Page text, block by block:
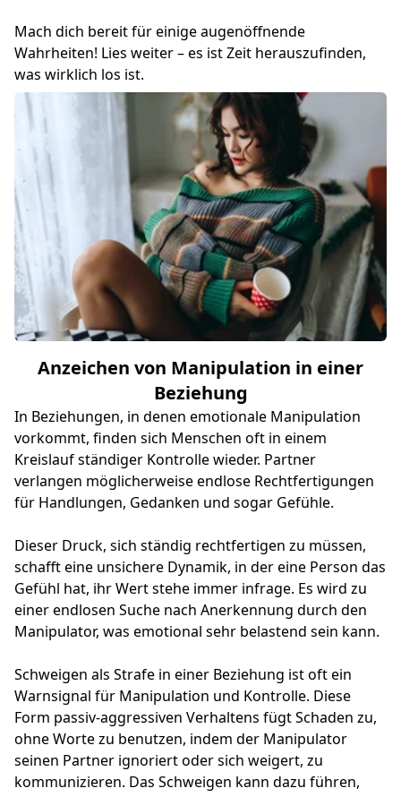
Mach dich bereit für einige augenöffnende
Wahrheiten! Lies weiter – es ist Zeit herauszufinden,
was wirklich los ist.
Anzeichen von Manipulation in einer
Beziehung
In Beziehungen, in denen emotionale Manipulation
vorkommt, finden sich Menschen oft in einem
Kreislauf ständiger Kontrolle wieder. Partner
verlangen möglicherweise endlose Rechtfertigungen
für Handlungen, Gedanken und sogar Gefühle.
Dieser Druck, sich ständig rechtfertigen zu müssen,
schafft eine unsichere Dynamik, in der eine Person das
Gefühl hat, ihr Wert stehe immer infrage. Es wird zu
einer endlosen Suche nach Anerkennung durch den
Manipulator, was emotional sehr belastend sein kann.
Schweigen als Strafe in einer Beziehung ist oft ein
Warnsignal für Manipulation und Kontrolle. Diese
Form passiv-aggressiven Verhaltens fügt Schaden zu,
ohne Worte zu benutzen, indem der Manipulator
seinen Partner ignoriert oder sich weigert, zu
kommunizieren. Das Schweigen kann dazu führen,